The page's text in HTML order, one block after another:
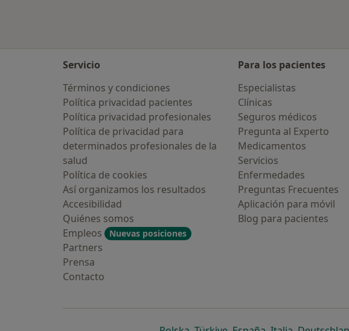
Servicio
Términos y condiciones
Política privacidad pacientes
Política privacidad profesionales
Política de privacidad para
determinados profesionales de la
salud
Política de cookies
Así organizamos los resultados
Accesibilidad
Quiénes somos
Empleos
Nuevas posiciones
Partners
Prensa
Contacto
Para los pacientes
Especialistas
Clínicas
Seguros médicos
Pregunta al Experto
Medicamentos
Servicios
Enfermedades
Preguntas Frecuentes
Aplicación para móvil
Blog para pacientes